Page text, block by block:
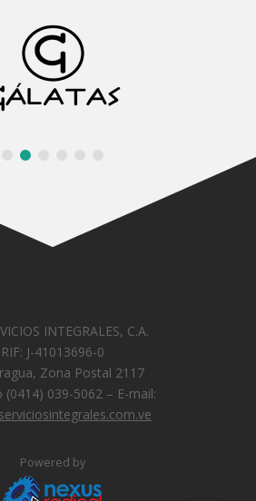
INTEGRALES, C.A.
RIF: J-41013696-0
Zona Postal 2117
(0414) 039-5062 – E-mail:
Powered by